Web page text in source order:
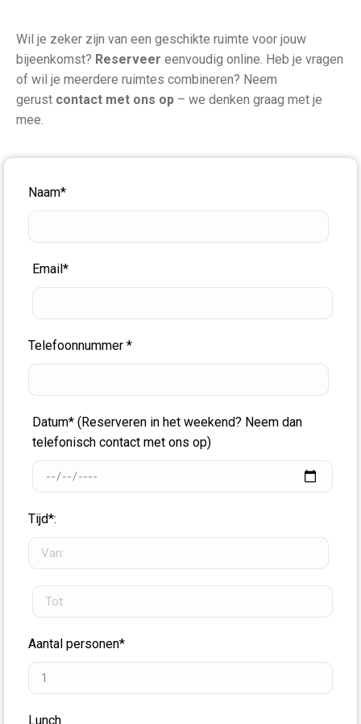
Wil je zeker zijn van een geschikte ruimte voor jouw
bijeenkomst? Reserveer eenvoudig online. Heb je vragen
of wil je meerdere ruimtes combineren? Neem
gerust contact met ons op – we denken graag met je
mee.
Naam*
Email*
Telefoonnummer *
Datum* (Reserveren in het weekend? Neem dan
telefonisch contact met ons op)
Tijd*:
Aantal personen*
Lunch